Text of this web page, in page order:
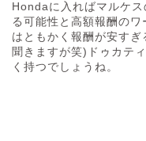
Hondaに入ればマルケ
る可能性と高額報酬の
はともかく報酬が安す
聞きますが笑)ドゥカテ
く持つでしょうね。